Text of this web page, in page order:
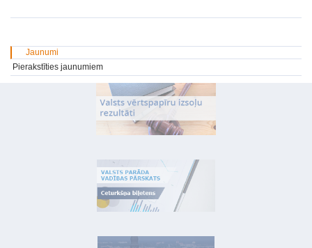
Jaunumi
Pierakstīties jaunumiem